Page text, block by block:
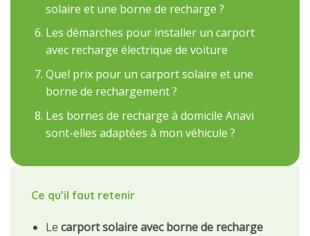
solaire et une borne de recharge ?
Les démarches pour installer un carport
avec recharge électrique de voiture
Quel prix pour un carport solaire et une
borne de rechargement ?
Les bornes de recharge à domicile Anavi
sont-elles adaptées à mon véhicule ?
Ce qu’il faut retenir
Le carport solaire avec borne de recharge